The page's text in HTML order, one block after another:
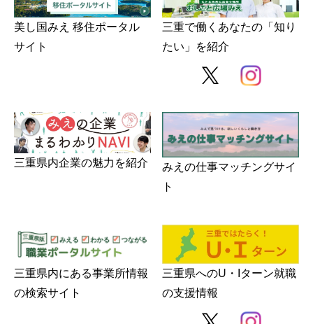
美し国みえ 移住ポータル
サイト
三重で働くあなたの「知り
たい」を紹介
三重県内企業の魅力を紹介
みえの仕事マッチングサイ
ト
三重県内にある事業所情報
の検索サイト
三重県へのU・Iターン就職
の支援情報